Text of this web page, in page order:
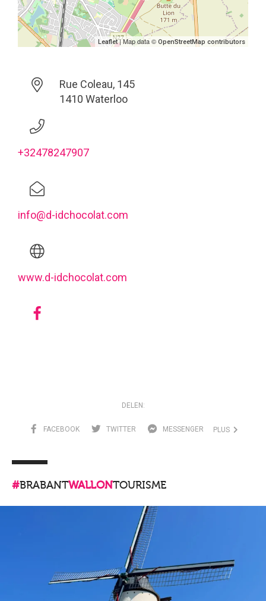
Leaflet| Map data © OpenStreetMap contributors
Rue Coleau, 145
1410 Waterloo
+32478247907
info@d-idchocolat.com
www.d-idchocolat.com
DELEN:
FACEBOOK TWITTER MESSENGER PLUS
#BRABANTWALLONTOURISME